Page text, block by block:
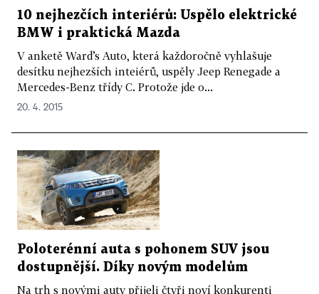
10 nejhezčích interiérů: Uspělo elektrické
BMW i praktická Mazda
V anketě Ward’s Auto, která každoročně vyhlašuje
desítku nejhezších inteiérů, uspěly Jeep Renegade a
Mercedes-Benz třídy C. Protože jde o...
20. 4. 2015
Poloterénní auta s pohonem SUV jsou
dostupnější. Díky novým modelům
Na trh s novými auty přijeli čtyři noví konkurenti